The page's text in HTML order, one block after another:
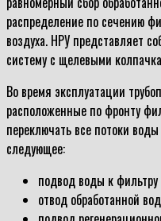
распределение по сечению
воздуха. НРУ представляет
систему с щелевыми
Во время эксплуатации
расположенные по фронту
переключать все потоки
следующее:
подвод воды к
отвод обработанной